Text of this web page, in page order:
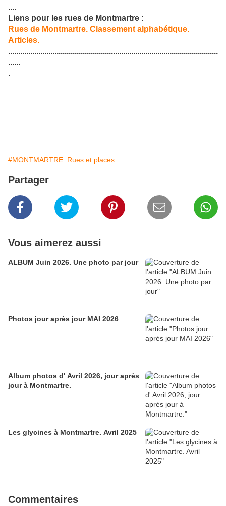
....
Liens pour les rues de Montmartre :
Rues de Montmartre. Classement alphabétique.
Articles.
........................................................................................................
......
.
#MONTMARTRE. Rues et places.
Partager
Vous aimerez aussi
ALBUM Juin 2026. Une photo par jour
Photos jour après jour MAI 2026
Album photos d' Avril 2026, jour après
jour à Montmartre.
Les glycines à Montmartre. Avril 2025
Commentaires